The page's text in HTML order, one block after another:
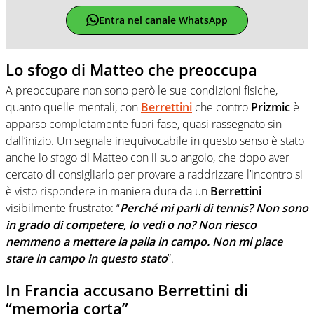
Entra nel canale WhatsApp
Lo sfogo di Matteo che preoccupa
A preoccupare non sono però le sue condizioni fisiche,
quanto quelle mentali, con Berrettini che contro Prizmic è
apparso completamente fuori fase, quasi rassegnato sin
dall’inizio. Un segnale inequivocabile in questo senso è stato
anche lo sfogo di Matteo con il suo angolo, che dopo aver
cercato di consigliarlo per provare a raddrizzare l’incontro si
è visto rispondere in maniera dura da un Berrettini
visibilmente frustrato: “Perché mi parli di tennis? Non sono
in grado di competere, lo vedi o no? Non riesco
nemmeno a mettere la palla in campo. Non mi piace
stare in campo in questo stato”.
In Francia accusano Berrettini di
“memoria corta”